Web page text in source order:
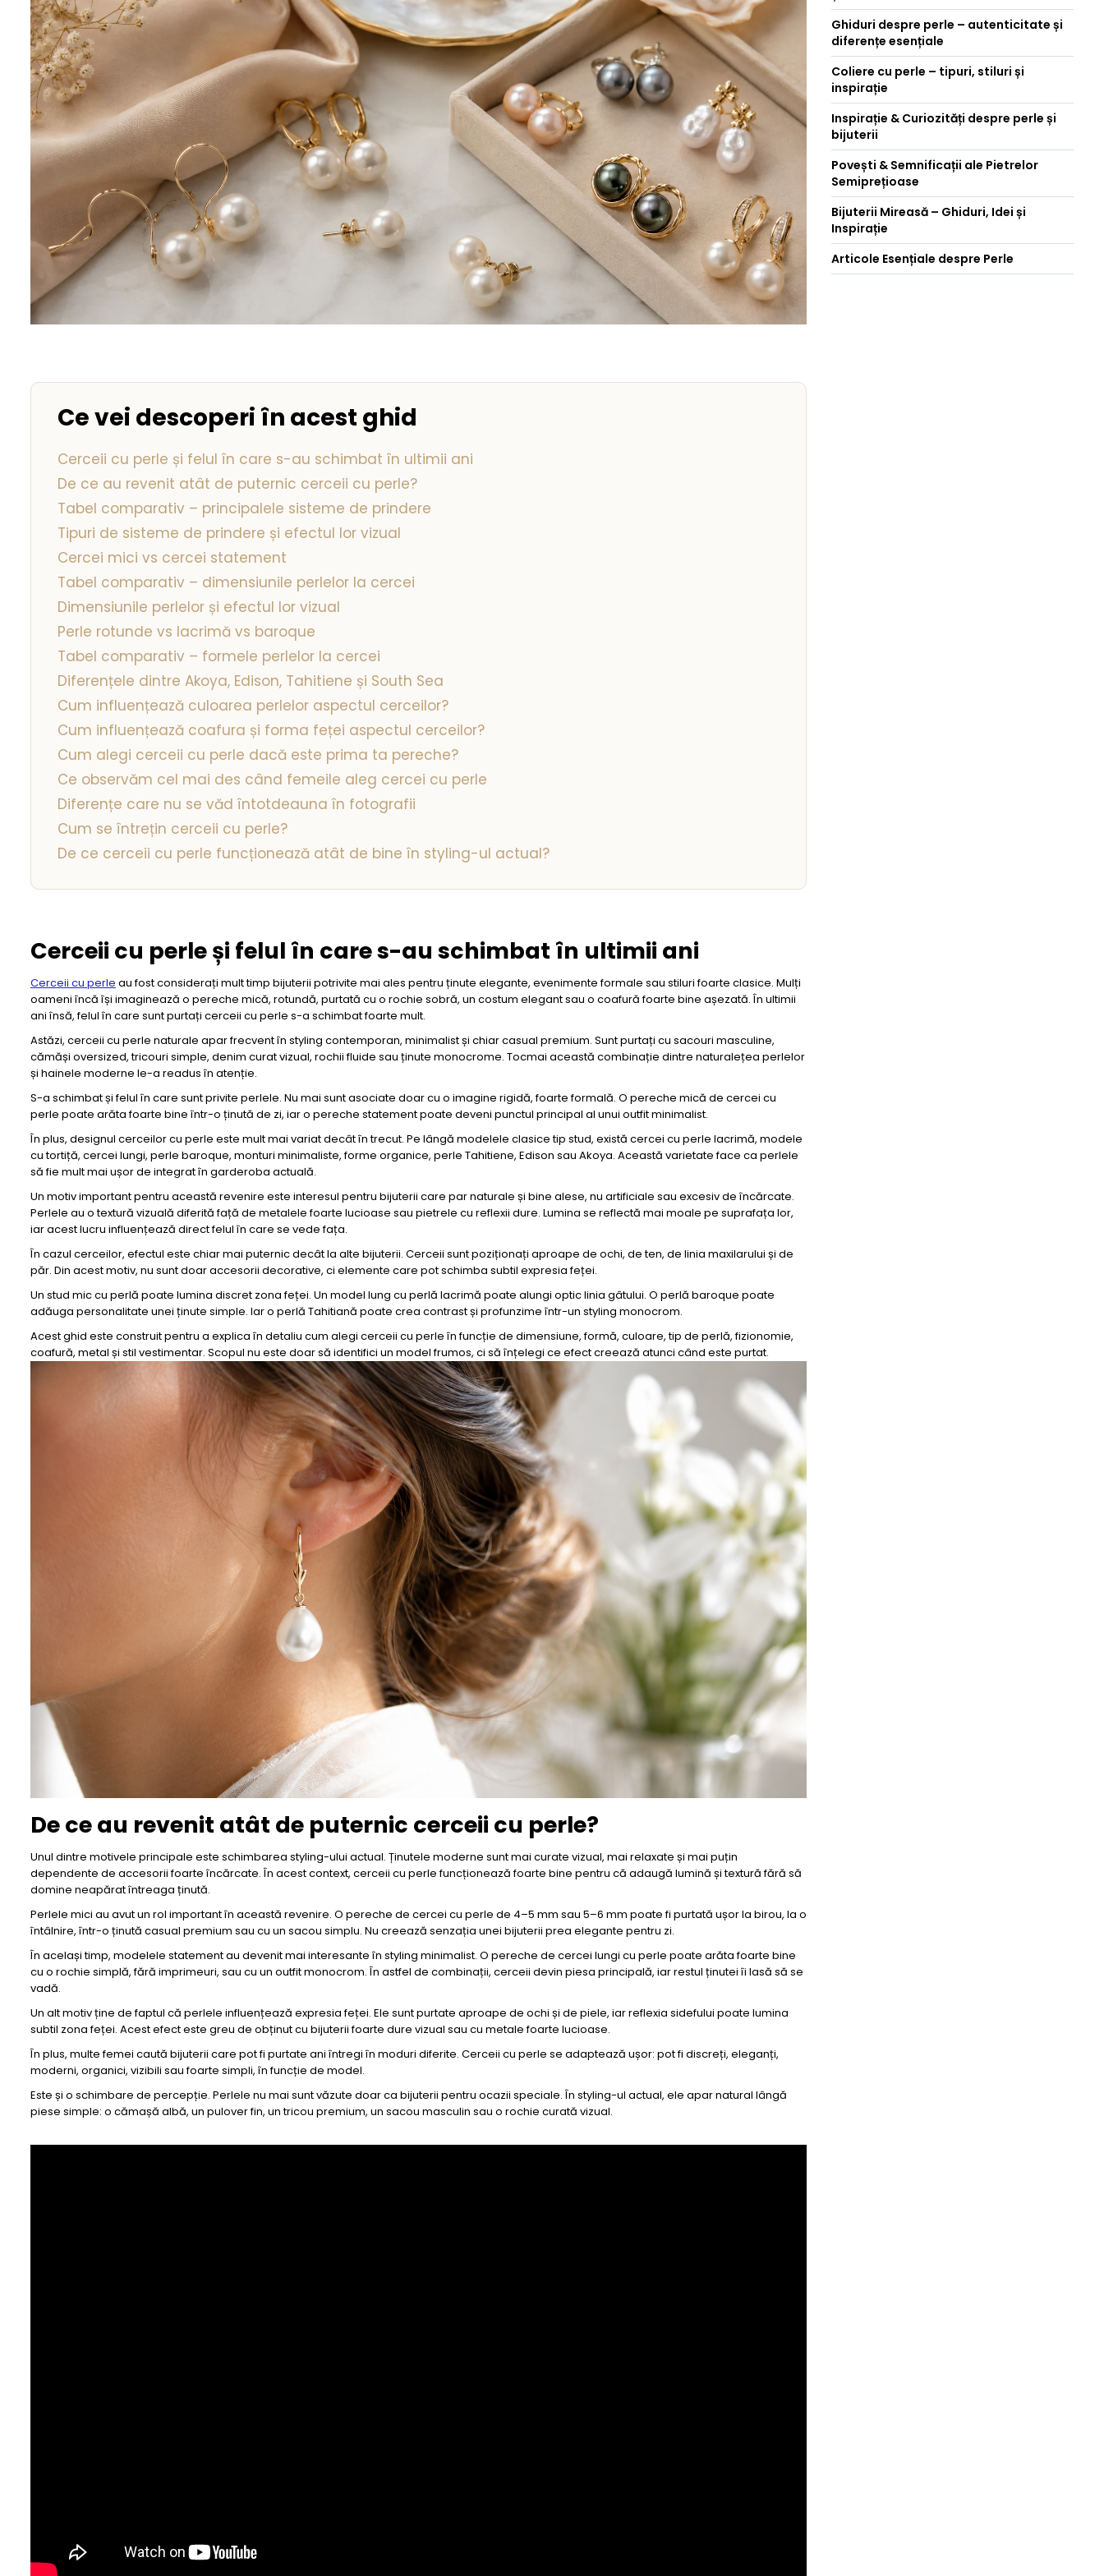
Seturi Perle cu Argint
Brățări cu Perle
Pandantive cu Perle
Brose cu Perle
Ce vei descoperi în acest ghid
Cerceii cu perle și felul în care s-au schimbat în ultimii ani
De ce au revenit atât de puternic cerceii cu perle?
Tabel comparativ – principalele sisteme de prindere
Tipuri de sisteme de prindere și efectul lor vizual
Cercei mici vs cercei statement
Tabel comparativ – dimensiunile perlelor la cercei
Dimensiunile perlelor și efectul lor vizual
Perle rotunde vs lacrimă vs baroque
Tabel comparativ – formele perlelor la cercei
Diferențele dintre Akoya, Edison, Tahitiene și South Sea
Cum influențează culoarea perlelor aspectul cerceilor?
Cum influențează coafura și forma feței aspectul cerceilor?
Cum alegi cerceii cu perle dacă este prima ta pereche?
Ce observăm cel mai des când femeile aleg cercei cu perle
Diferențe care nu se văd întotdeauna în fotografii
Cum se întrețin cerceii cu perle?
De ce cerceii cu perle funcționează atât de bine în styling-ul actual?
Cerceii cu perle și felul în care s-au schimbat în ultimii ani
Cerceii cu perle au fost considerați mult timp bijuterii potrivite mai ales pentru ținute elegante, evenimente formale sau stiluri foarte clasice. Mulți
oameni încă își imaginează o pereche mică, rotundă, purtată cu o rochie sobră, un costum elegant sau o coafură foarte bine așezată. În ultimii
ani însă, felul în care sunt purtați cerceii cu perle s-a schimbat foarte mult.
Astăzi, cerceii cu perle naturale apar frecvent în styling contemporan, minimalist și chiar casual premium. Sunt purtați cu sacouri masculine,
cămăși oversized, tricouri simple, denim curat vizual, rochii fluide sau ținute monocrome. Tocmai această combinație dintre naturalețea perlelor
și hainele moderne le-a readus în atenție.
S-a schimbat și felul în care sunt privite perlele. Nu mai sunt asociate doar cu o imagine rigidă, foarte formală. O pereche mică de cercei cu
perle poate arăta foarte bine într-o ținută de zi, iar o pereche statement poate deveni punctul principal al unui outfit minimalist.
În plus, designul cerceilor cu perle este mult mai variat decât în trecut. Pe lângă modelele clasice tip stud, există cercei cu perle lacrimă, modele
cu tortiță, cercei lungi, perle baroque, monturi minimaliste, forme organice, perle Tahitiene, Edison sau Akoya. Această varietate face ca perlele
să fie mult mai ușor de integrat în garderoba actuală.
Un motiv important pentru această revenire este interesul pentru bijuterii care par naturale și bine alese, nu artificiale sau excesiv de încărcate.
Perlele au o textură vizuală diferită față de metalele foarte lucioase sau pietrele cu reflexii dure. Lumina se reflectă mai moale pe suprafața lor,
iar acest lucru influențează direct felul în care se vede fața.
În cazul cerceilor, efectul este chiar mai puternic decât la alte bijuterii. Cerceii sunt poziționați aproape de ochi, de ten, de linia maxilarului și de
păr. Din acest motiv, nu sunt doar accesorii decorative, ci elemente care pot schimba subtil expresia feței.
Un stud mic cu perlă poate lumina discret zona feței. Un model lung cu perlă lacrimă poate alungi optic linia gâtului. O perlă baroque poate
adăuga personalitate unei ținute simple. Iar o perlă Tahitiană poate crea contrast și profunzime într-un styling monocrom.
Acest ghid este construit pentru a explica în detaliu cum alegi cerceii cu perle în funcție de dimensiune, formă, culoare, tip de perlă, fizionomie,
coafură, metal și stil vestimentar. Scopul nu este doar să identifici un model frumos, ci să înțelegi ce efect creează atunci când este purtat.
De ce au revenit atât de puternic cerceii cu perle?
Unul dintre motivele principale este schimbarea styling-ului actual. Ținutele moderne sunt mai curate vizual, mai relaxate și mai puțin
dependente de accesorii foarte încărcate. În acest context, cerceii cu perle funcționează foarte bine pentru că adaugă lumină și textură fără să
domine neapărat întreaga ținută.
Perlele mici au avut un rol important în această revenire. O pereche de cercei cu perle de 4–5 mm sau 5–6 mm poate fi purtată ușor la birou, la o
întâlnire, într-o ținută casual premium sau cu un sacou simplu. Nu creează senzația unei bijuterii prea elegante pentru zi.
În același timp, modelele statement au devenit mai interesante în styling minimalist. O pereche de cercei lungi cu perle poate arăta foarte bine
cu o rochie simplă, fără imprimeuri, sau cu un outfit monocrom. În astfel de combinații, cerceii devin piesa principală, iar restul ținutei îi lasă să se
vadă.
Un alt motiv ține de faptul că perlele influențează expresia feței. Ele sunt purtate aproape de ochi și de piele, iar reflexia sidefului poate lumina
subtil zona feței. Acest efect este greu de obținut cu bijuterii foarte dure vizual sau cu metale foarte lucioase.
În plus, multe femei caută bijuterii care pot fi purtate ani întregi în moduri diferite. Cerceii cu perle se adaptează ușor: pot fi discreți, eleganți,
moderni, organici, vizibili sau foarte simpli, în funcție de model.
Este și o schimbare de percepție. Perlele nu mai sunt văzute doar ca bijuterii pentru ocazii speciale. În styling-ul actual, ele apar natural lângă
piese simple: o cămașă albă, un pulover fin, un tricou premium, un sacou masculin sau o rochie curată vizual.
Ghiduri despre perle – autenticitate și
diferențe esențiale
Coliere cu perle – tipuri, stiluri și
inspirație
Inspirație & Curiozități despre perle și
bijuterii
Povești & Semnificații ale Pietrelor
Semiprețioase
Bijuterii Mireasă – Ghiduri, Idei și
Inspirație
Articole Esențiale despre Perle